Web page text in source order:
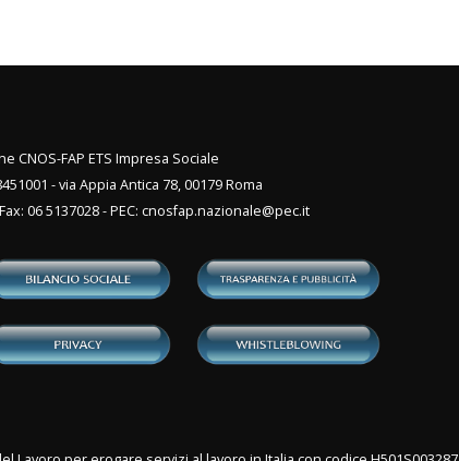
CNOS-FAP ETS Impresa Sociale
- via Appia Antica 78, 00179 Roma
06 5137028 - PEC: cnosfap.nazionale@pec.it